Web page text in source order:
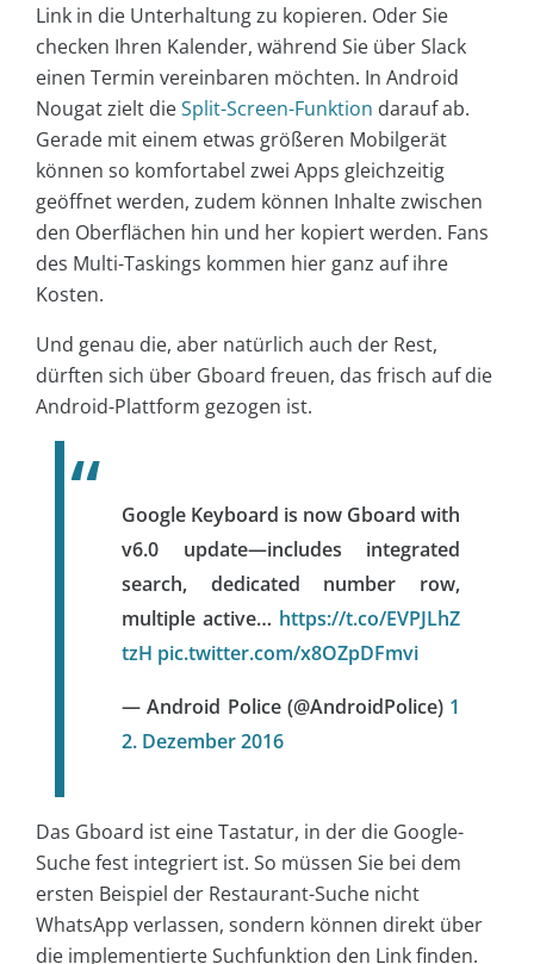
Link in die Unterhaltung zu kopieren. Oder Sie
checken Ihren Kalender, während Sie über Slack
einen Termin vereinbaren möchten. In Android
Nougat zielt dieSplit-Screen-Funktion darauf ab.
Gerade mit einem etwas größeren Mobilgerät
können so komfortabel zwei Apps gleichzeitig
geöffnet werden, zudem können Inhalte zwischen
den Oberflächen hin und her kopiert werden. Fans
des Multi-Taskings kommen hier ganz auf ihre
Kosten.
Und genau die, aber natürlich auch der Rest,
dürften sich über Gboard freuen, das frisch auf die
Android-Plattform gezogen ist.
Google Keyboard is now Gboard with
v6.0 update—includes integrated
search, dedicated number row,
multiple active… https://t.co/EVPJLhZ
tzH pic.twitter.com/x8OZpDFmvi
— Android Police (@AndroidPolice) 1
2. Dezember 2016
Das Gboard ist eine Tastatur, in der die Google-
Suche fest integriert ist. So müssen Sie bei dem
ersten Beispiel der Restaurant-Suche nicht
WhatsApp verlassen, sondern können direkt über
die implementierte Suchfunktion den Link finden.